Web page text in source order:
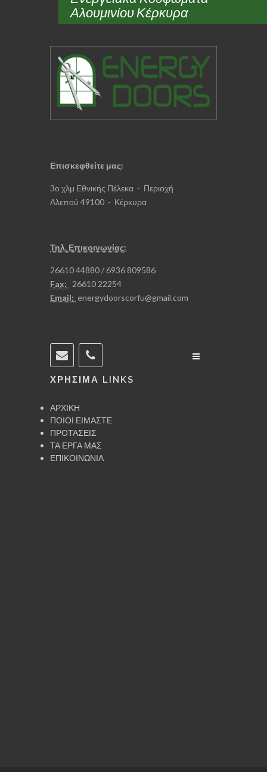
Αλουμινίου Κέρκυρα
Επισκεφθείτε μας:
3ο χλμ Εθνικής Πέλεκα - Περιοχή
Αλεπού 49100 - Κέρκυρα
Τηλ. Επικοινωνίας:
26610 44880​​​​​​​​​​​​​​ / 6936 809586​​​​​​​
Fax:
26610 22254​​​​​​​​​​​​​​​​​​​​​
Email: energydoorscorfu@gmail.com
ΧΡΗΣΙΜΑ LINKS
ΑΡΧΙΚΗ
ΠΟΙΟΙ ΕΙΜΑΣΤΕ
ΠΡΟΤΑΣΕΙΣ
ΤΑ ΕΡΓΑ ΜΑΣ
ΕΠΙΚΟΙΝΩΝΙΑ